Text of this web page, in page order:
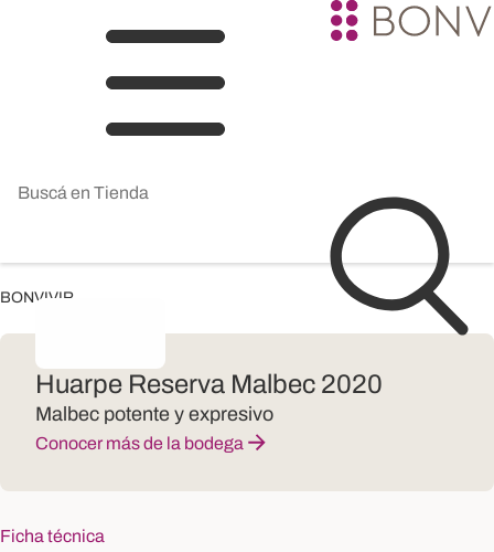
BONVIVIR
Huarpe Reserva Malbec 2020
Malbec potente y expresivo
Conocer más de la bodega
Ficha técnica